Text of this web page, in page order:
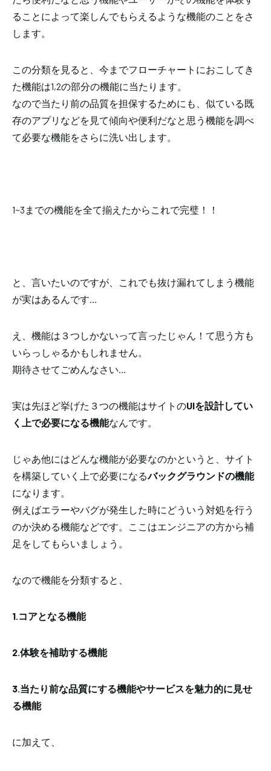
ることによって楽しんでもらえるような機能のことをさ
します。
この分類を見ると、今までフローチャートにおこしてき
た機能は1,2の部分の機能に当たります。
なので当たり前の品質を担保するためにも、似ている既
存のアプリなどを見て傾向や便利だなと思う機能を調べ
て必要な機能をさらに洗い出します。
1~3までの機能を全て揃えたからこれで完璧！！
と、言いたいのですが、
これでも抜け漏れてしまう機能
が実はあるんです…
え、機能は３つしかないって言ったじゃん！て思う方も
いらっしゃるかもしれません。
期待させてごめんなさい…
実は先ほど挙げた３つの機能はサイトのUIを設計してい
く上で必要になる機能なんです。
じゃあ他にはどんな機能が必要なのかというと、サイト
を構築していく上で必要になるバックグラウンドの機能
になります。
例えばエラーやバグが発生した時にどういう対処を行う
のか決める機能などです。ここはエンジニアの方から補
足をしてもらいましょう。
なので機能を分類すると、
1.コアとなる機能
2.体験を補助する機能
3.当たり前な品質にする機能やサービスを魅力的に見せ
る機能
に加えて、